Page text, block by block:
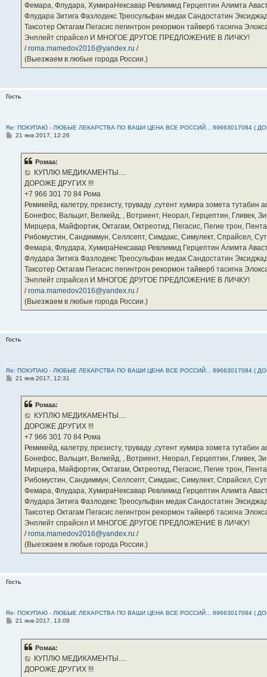
Фемара, Флудара, ХумираНексавар Ревлимид Герцептин Алимта
Флудара Зитига Фазлодекс Треосульфан медак Сандостатин
Таксотер Октагам Пегасис пегинтрон рекормон тайверб тасигна
Энплейт спрайсел И МНОГОЕ ДРУГОЕ ПРЕДЛОЖЕНИЕ В ЛИЧКУ!
/roma.mamedov2016@yandex.ru /
(Выезжаем в любые города России.)
Гость
Re: ПОКУПАЮ - ЛЮБЫЕ ЛЕКАРСТВА ПО ВАШИ ЦЕНА ВСЕ РОССИЙ... 89663017084 (
С21 янв 2017, 12:26
Ромаа:
КУПЛЮ МЕДИКАМЕНТЫ....
ДОРОЖЕ ДРУГИХ !!!
‪+7 966 301 70 84‬ Рома
Ремикейд, калетру, презисту, труваду ,сутент хумира зомета
Бонефос, Вальцит, Велкейд, , Вотриент, Неорал, Герцептин, Гливек,
Мирцера, Майфортик, Октагам, Октреотид, Пегасис, Пегие трон,
Рибомустин, Сандиммун, Селлсепт, Симдакс, Симулект, Спрайсел,
Фемара, Флудара, ХумираНексавар Ревлимид Герцептин Алимта
Флудара Зитига Фазлодекс Треосульфан медак Сандостатин
Таксотер Октагам Пегасис пегинтрон рекормон тайверб тасигна
Энплейт спрайсел И МНОГОЕ ДРУГОЕ ПРЕДЛОЖЕНИЕ В ЛИЧКУ!
/roma.mamedov2016@yandex.ru /
(Выезжаем в любые города России.)
Гость
Re: ПОКУПАЮ - ЛЮБЫЕ ЛЕКАРСТВА ПО ВАШИ ЦЕНА ВСЕ РОССИЙ... 89663017084 (
С21 янв 2017, 12:31
Ромаа:
КУПЛЮ МЕДИКАМЕНТЫ....
ДОРОЖЕ ДРУГИХ !!!
‪+7 966 301 70 84‬ Рома
Ремикейд, калетру, презисту, труваду ,сутент хумира зомета
Бонефос, Вальцит, Велкейд, , Вотриент, Неорал, Герцептин, Гливек,
Мирцера, Майфортик, Октагам, Октреотид, Пегасис, Пегие трон,
Рибомустин, Сандиммун, Селлсепт, Симдакс, Симулект, Спрайсел,
Фемара, Флудара, ХумираНексавар Ревлимид Герцептин Алимта
Флудара Зитига Фазлодекс Треосульфан медак Сандостатин
Таксотер Октагам Пегасис пегинтрон рекормон тайверб тасигна
Энплейт спрайсел И МНОГОЕ ДРУГОЕ ПРЕДЛОЖЕНИЕ В ЛИЧКУ!
/roma.mamedov2016@yandex.ru /
(Выезжаем в любые города России.)
Гость
Re: ПОКУПАЮ - ЛЮБЫЕ ЛЕКАРСТВА ПО ВАШИ ЦЕНА ВСЕ РОССИЙ... 89663017084 (
С21 янв 2017, 13:08
Ромаа:
КУПЛЮ МЕДИКАМЕНТЫ....
ДОРОЖЕ ДРУГИХ !!!